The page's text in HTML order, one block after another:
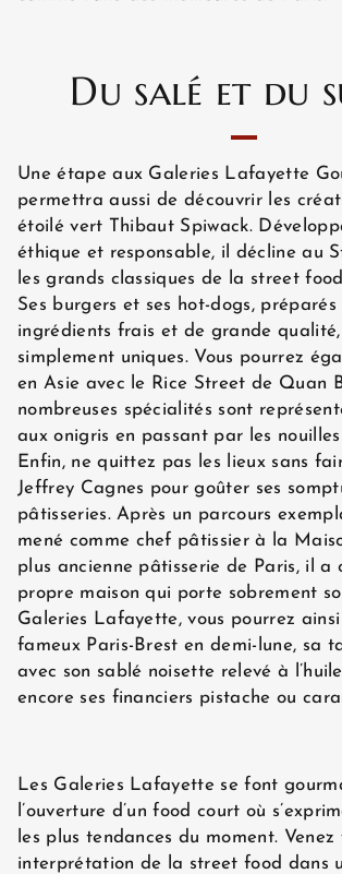
ACTUALITÉS
AVIS CLIENTS
Du salé et du
Une étape aux Galeries Lafayette
permettra aussi de découvrir les
étoilé vert Thibaut Spiwack.
éthique et responsable, il décline au
les grands classiques de la street
Ses burgers et ses hot-dogs, préparés
ingrédients frais et de grande
simplement uniques. Vous pourrez
en Asie avec le Rice Street de Quan
nombreuses spécialités sont
aux onigris en passant par les
Enfin, ne quittez pas les lieux sans
Jeffrey Cagnes pour goûter ses
pâtisseries. Après un parcours
mené comme chef pâtissier à la
plus ancienne pâtisserie de Paris, il a
propre maison qui porte sobrement
Galeries Lafayette, vous pourrez
fameux Paris-Brest en demi-lune, sa
avec son sablé noisette relevé à
encore ses financiers pistache ou
Les Galeries Lafayette se font
l’ouverture d’un food court où
les plus tendances du moment.
interprétation de la street food dans